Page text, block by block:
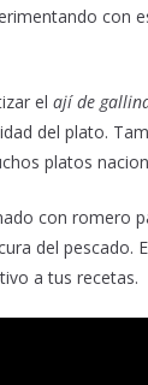
con
el ají de
del plato.
platos
con romero
del pescado.
a tus recetas.